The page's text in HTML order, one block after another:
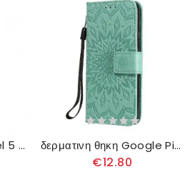
Θήκη Flip Google Pixel 5 με κορδονι Γάτα Και Μέλισσα Με Λουρί δερματινη θηκη Google Pixel 5 Ηλιόλουθος
€12.80